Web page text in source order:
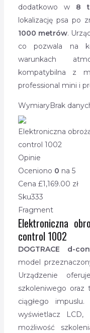
dodatkowo w 8
lokalizację psa po
1000 metrów.
co pozwala na
warunkach
kompatybilna z
professional mini i
WymiaryBrak
Elektroniczna
control 1002
Opinie
Oceniono 0 na 5
Cena £1,169.00 zł
Sku333
Fragment
Elektroniczna
control 1002
DOGTRACE d-
model
Urządzenie
szkoleniwego oraz
ciągłego
wyświetlacz
możliwość